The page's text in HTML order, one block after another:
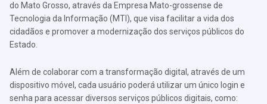
do Mato Grosso, através da Empresa Mato-grossense de
Tecnologia da Informação (MTI), que visa facilitar a vida dos
cidadãos e promover a modernização dos serviços públicos do
Estado.
Além de colaborar com a transformação digital, através de um
dispositivo móvel, cada usuário poderá utilizar um único login e
senha para acessar diversos serviços públicos digitais, como: